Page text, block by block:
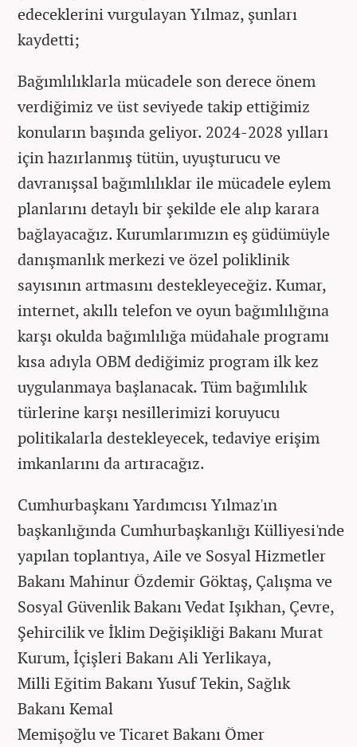
edeceklerini vurgulayan Yılmaz, şunları
kaydetti;
Bağımlılıklarla mücadele son derece önem
verdiğimiz ve üst seviyede takip ettiğimiz
konuların başında geliyor. 2024-2028 yılları
için hazırlanmış tütün, uyuşturucu ve
davranışsal bağımlılıklar ile mücadele eylem
planlarını detaylı bir şekilde ele alıp karara
bağlayacağız. Kurumlarımızın eş güdümüyle
danışmanlık merkezi ve özel poliklinik
sayısının artmasını destekleyeceğiz. Kumar,
internet, akıllı telefon ve oyun bağımlılığına
karşı okulda bağımlılığa müdahale programı
kısa adıyla OBM dediğimiz program ilk kez
uygulanmaya başlanacak. Tüm bağımlılık
türlerine karşı nesillerimizi koruyucu
politikalarla destekleyecek, tedaviye erişim
imkanlarını da artıracağız.
Cumhurbaşkanı Yardımcısı Yılmaz'ın
başkanlığında Cumhurbaşkanlığı Külliyesi'nde
yapılan toplantıya, Aile ve Sosyal Hizmetler
Bakanı Mahinur Özdemir Göktaş, Çalışma ve
Sosyal Güvenlik Bakanı Vedat Işıkhan, Çevre,
Şehircilik ve İklim Değişikliği Bakanı Murat
Kurum, İçişleri Bakanı Ali Yerlikaya,
Milli Eğitim Bakanı Yusuf Tekin, Sağlık
Bakanı Kemal
Memişoğlu ve Ticaret Bakanı Ömer